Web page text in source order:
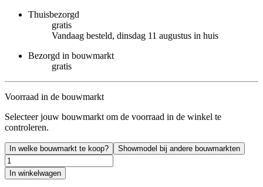
Thuisbezorgd
gratis
Vandaag besteld, dinsdag 11 augustus in huis
Bezorgd in bouwmarkt
gratis
Voorraad in de bouwmarkt
Selecteer jouw bouwmarkt om de voorraad in de winkel te
controleren.
In welke bouwmarkt te koop? Showmodel bij andere bouwmarkten
In winkelwagen